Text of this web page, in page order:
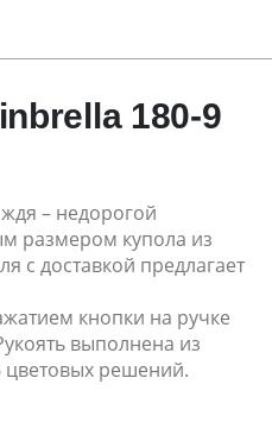
180-9
– недорогой
размером купола из
с доставкой предлагает
кнопки на ручке
выполнена из
цветовых решений.